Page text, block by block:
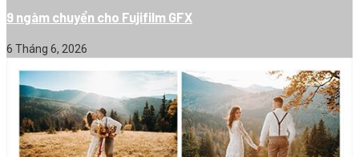
9 ngàm chuyển cho Fujifilm GFX
6 Tháng 6, 2026